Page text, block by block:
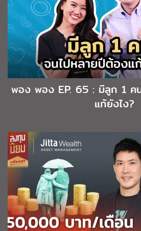
พอง พอง EP. 65 : มีลูก 1 ค
แก้ยังไง?